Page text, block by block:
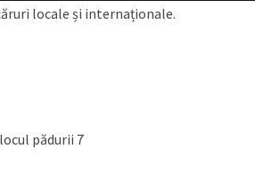
locale și internaționale.
pădurii 7